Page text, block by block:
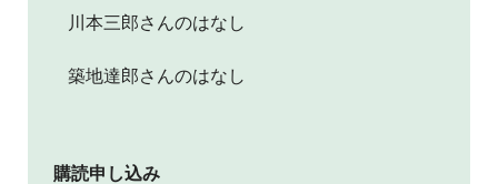
川本三郎さんのはなし
築地達郎さんのはなし
購読申し込み